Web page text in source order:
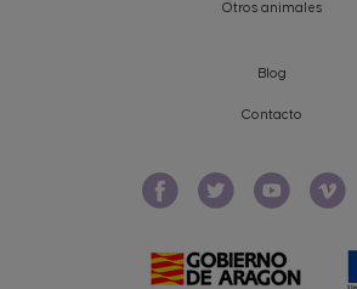
Otros animales
Blog
Contacto